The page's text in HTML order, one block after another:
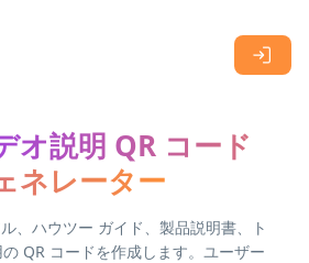
オ説明 QR コード
ネレーター
、ハウツー ガイド、製品説明書、ト
QR コードを作成します。ユーザー